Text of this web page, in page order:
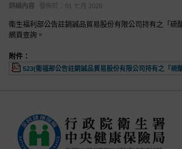
詳細內容 發佈於： 01 七月 2026
衛生福利部公告註銷誠品貿易股份有限公司持有之「
網頁查詢。
附件：
523(衛福部公告註銷誠品貿易股份有限公司持有之「